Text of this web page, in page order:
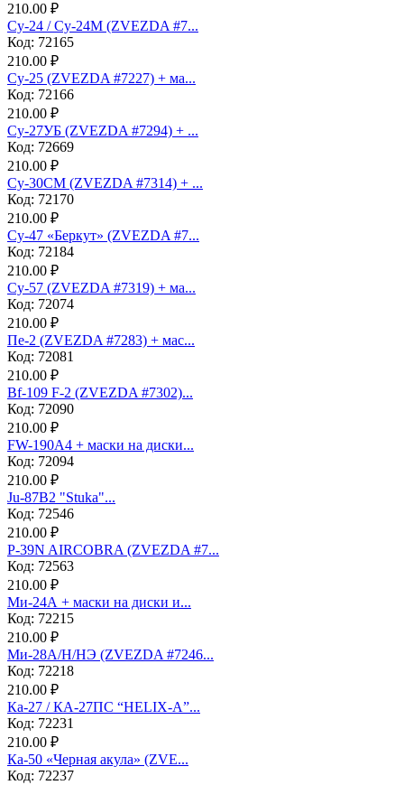
210.00 ₽
Су-24 / Су-24М (ZVEZDA #7...
Код: 72165
210.00 ₽
Су-25 (ZVEZDA #7227) + ма...
Код: 72166
210.00 ₽
Су-27УБ (ZVEZDA #7294) + ...
Код: 72669
210.00 ₽
Су-30СМ (ZVEZDA #7314) + ...
Код: 72170
210.00 ₽
Су-47 «Беркут» (ZVEZDA #7...
Код: 72184
210.00 ₽
Су-57 (ZVEZDA #7319) + ма...
Код: 72074
210.00 ₽
Пе-2 (ZVEZDA #7283) + мас...
Код: 72081
210.00 ₽
Bf-109 F-2 (ZVEZDA #7302)...
Код: 72090
210.00 ₽
FW-190A4 + маски на диски...
Код: 72094
210.00 ₽
Ju-87B2 "Stuka"...
Код: 72546
210.00 ₽
P-39N AIRCOBRA (ZVEZDA #7...
Код: 72563
210.00 ₽
Ми-24А + маски на диски и...
Код: 72215
210.00 ₽
Ми-28А/Н/НЭ (ZVEZDA #7246...
Код: 72218
210.00 ₽
Ка-27 / КА-27ПС “HELIX-A”...
Код: 72231
210.00 ₽
Ка-50 «Черная акула» (ZVE...
Код: 72237